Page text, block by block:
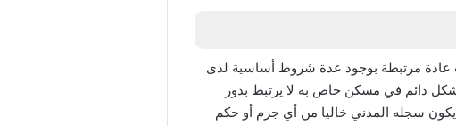
عن الضمان الاجتماعي المطور برقم الهوية 1447 وقبول الطلبات عادة مرتبطة بوجود عدة شروط أساسية لدى
دائم في مسكن خاص به لا يرتبط بدور
سجله المدني خاليا من أي جرم أو حكم